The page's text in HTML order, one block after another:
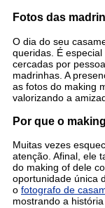
Fotos das
O dia do seu
queridas. É
cercadas por
madrinhas. A
as fotos do making
valorizando a
Por que o
Muitas vezes
atenção. Afinal, ele
do making of dele
oportunidade única
o fotografo de
mostrando a